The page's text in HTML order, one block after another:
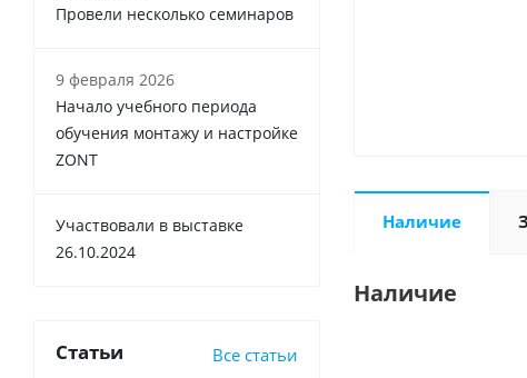
Наличие
Наличие
Провели несколько семинаров
9 февраля 2026
Начало учебного периода
обучения монтажу и настройке
ZONT
Участвовали в выставке
26.10.2024
Статьи Все статьи